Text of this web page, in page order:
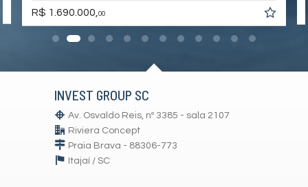
R$ 1.690.000,00
INVEST GROUP SC
Av. Osvaldo Reis, nº 3385 - sala 2107
Riviera Concept
Praia Brava - 88306-773
Itajaí / SC